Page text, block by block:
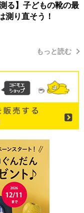
る】子どもの靴の最
測り直そう！
もっと読む